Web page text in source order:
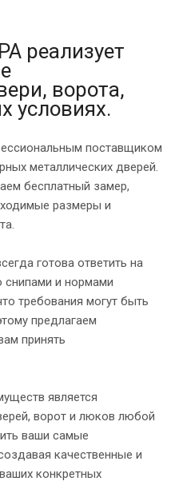
реализует
ворота,
условиях.
поставщиком
металлических дверей.
бесплатный замер,
размеры и
готова ответить на
и нормами
требования могут быть
предлагаем
принять
является
ворот и люков любой
ваши самые
качественные и
конкретных